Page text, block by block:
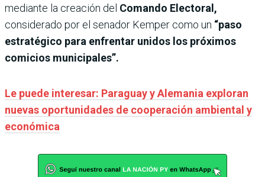
mediante la creación del Comando Electoral,
considerado por el senador Kemper como un “paso
estratégico para enfrentar unidos los próximos
comicios municipales”.
Le puede interesar: Paraguay y Alemania exploran
nuevas oportunidades de cooperación ambiental y
económica